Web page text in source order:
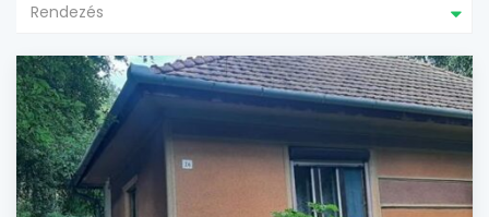
Rendezés